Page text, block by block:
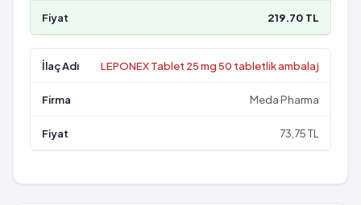
219.70 TL
LEPONEX Tablet 25 mg 50 tabletlik ambalaj
Meda Pharma
73,75 TL